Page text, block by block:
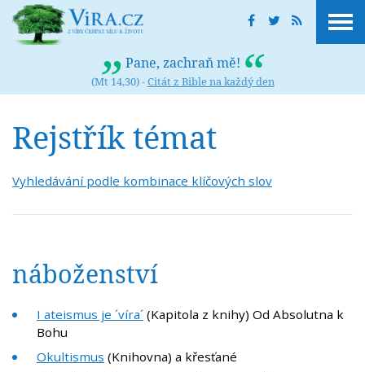
Pane, zachraň mě!
(Mt 14,30) -Citát z Bible na každý den
Rejstřík témat
Vyhledávání podle kombinace klíčových slov
náboženství
I ateismus je ´víra´ (Kapitola z knihy) Od Absolutna k
Bohu
Okultismus (Knihovna) a křesťané